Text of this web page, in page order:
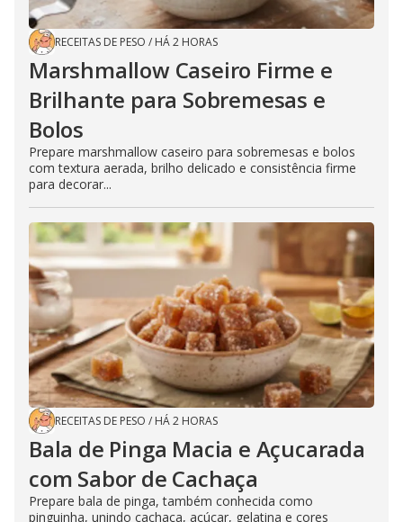
RECEITAS DE PESO / HÁ 2 HORAS
Marshmallow Caseiro Firme e
Brilhante para Sobremesas e
Bolos
Prepare marshmallow caseiro para sobremesas e bolos
com textura aerada, brilho delicado e consistência firme
para decorar...
RECEITAS DE PESO / HÁ 2 HORAS
Bala de Pinga Macia e Açucarada
com Sabor de Cachaça
Prepare bala de pinga, também conhecida como
pinguinha, unindo cachaça, açúcar, gelatina e cores